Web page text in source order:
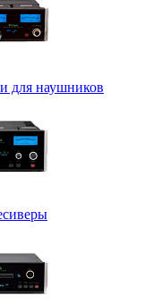
для наушников